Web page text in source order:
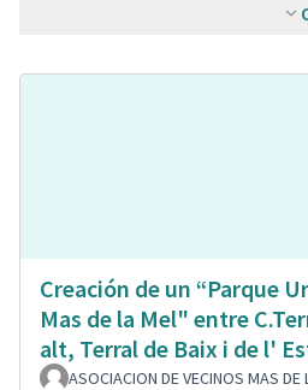
Creación de un “Parque
Mas de la Mel" entre
alt, Terral de Baix i de l'
ASOCIACION DE VECINOS MAS DE